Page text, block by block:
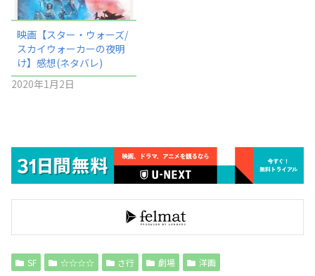
映画【スター・ウォーズ/
スカイウォーカーの夜明
け】感想(ネタバレ)
2020年1月2日
SF ☆☆☆☆ さ行 劇場 洋画